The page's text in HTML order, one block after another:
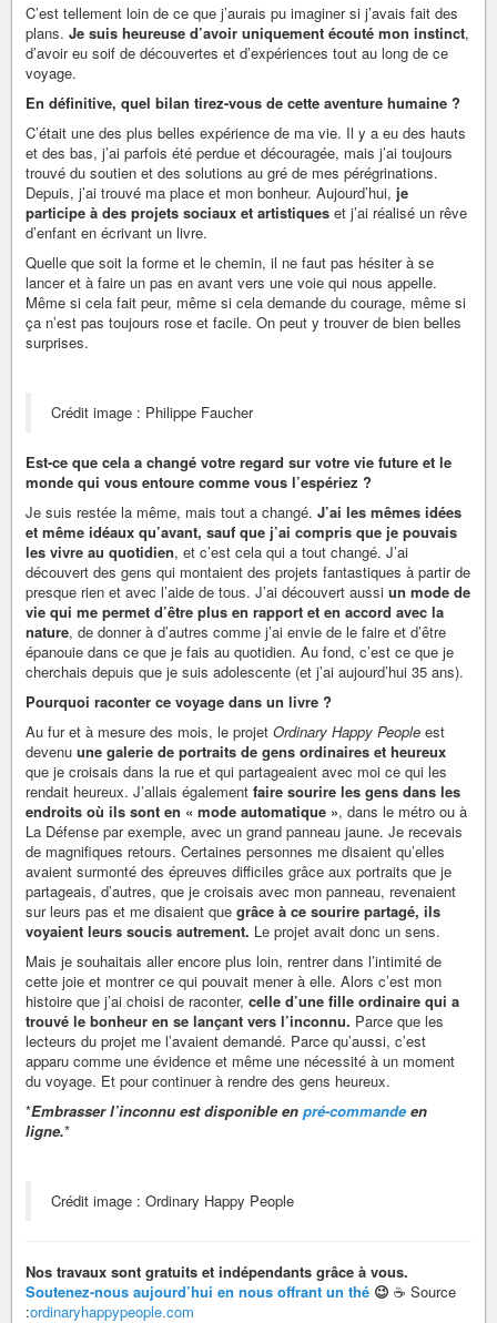
C’est tellement loin de ce que j’aurais pu imaginer si j’avais fait des
plans. Je suis heureuse d’avoir uniquement écouté mon instinct,
d’avoir eu soif de découvertes et d’expériences tout au long de ce
voyage.
En définitive, quel bilan tirez-vous de cette aventure humaine ?
C’était une des plus belles expérience de ma vie. Il y a eu des hauts
et des bas, j’ai parfois été perdue et découragée, mais j’ai toujours
trouvé du soutien et des solutions au gré de mes pérégrinations.
Depuis, j’ai trouvé ma place et mon bonheur. Aujourd’hui, je
participe à des projets sociaux et artistiques et j’ai réalisé un rêve
d’enfant en écrivant un livre.
Quelle que soit la forme et le chemin, il ne faut pas hésiter à se
lancer et à faire un pas en avant vers une voie qui nous appelle.
Même si cela fait peur, même si cela demande du courage, même si
ça n’est pas toujours rose et facile. On peut y trouver de bien belles
surprises.
Crédit image : Philippe Faucher
Est-ce que cela a changé votre regard sur votre vie future et le
monde qui vous entoure comme vous l’espériez ?
Je suis restée la même, mais tout a changé. J’ai les mêmes idées
et même idéaux qu’avant, sauf que j’ai compris que je pouvais
les vivre au quotidien, et c’est cela qui a tout changé. J’ai
découvert des gens qui montaient des projets fantastiques à partir de
presque rien et avec l’aide de tous. J’ai découvert aussi un mode de
vie qui me permet d’être plus en rapport et en accord avec la
nature, de donner à d’autres comme j’ai envie de le faire et d’être
épanouie dans ce que je fais au quotidien. Au fond, c’est ce que je
cherchais depuis que je suis adolescente (et j’ai aujourd’hui 35 ans).
Pourquoi raconter ce voyage dans un livre ?
Au fur et à mesure des mois, le projet Ordinary Happy People est
devenu une galerie de portraits de gens ordinaires et heureux
que je croisais dans la rue et qui partageaient avec moi ce qui les
rendait heureux. J’allais également faire sourire les gens dans les
endroits où ils sont en « mode automatique », dans le métro ou à
La Défense par exemple, avec un grand panneau jaune. Je recevais
de magnifiques retours. Certaines personnes me disaient qu’elles
avaient surmonté des épreuves difficiles grâce aux portraits que je
partageais, d’autres, que je croisais avec mon panneau, revenaient
sur leurs pas et me disaient que grâce à ce sourire partagé, ils
voyaient leurs soucis autrement. Le projet avait donc un sens.
Mais je souhaitais aller encore plus loin, rentrer dans l’intimité de
cette joie et montrer ce qui pouvait mener à elle. Alors c’est mon
histoire que j’ai choisi de raconter, celle d’une fille ordinaire qui a
trouvé le bonheur en se lançant vers l’inconnu. Parce que les
lecteurs du projet me l’avaient demandé. Parce qu’aussi, c’est
apparu comme une évidence et même une nécessité à un moment
du voyage. Et pour continuer à rendre des gens heureux.
*Embrasser l’inconnu est disponible en pré-commandeen
ligne.*
Crédit image : Ordinary Happy People
Nos travaux sont gratuits et indépendants grâce à vous.
Soutenez-nous aujourd’hui en nous offrant un thé 😉 ☕ Source
:ordinaryhappypeople.com